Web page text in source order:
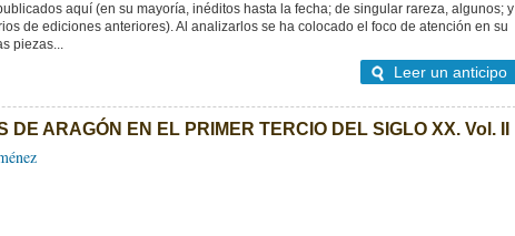
aquí (en su mayoría, inéditos hasta la fecha; de singular rareza, algunos; y
de ediciones anteriores). Al analizarlos se ha colocado el foco de atención en su
piezas...
Leer un anticipo
DE ARAGÓN EN EL PRIMER TERCIO DEL SIGLO XX. Vol. II